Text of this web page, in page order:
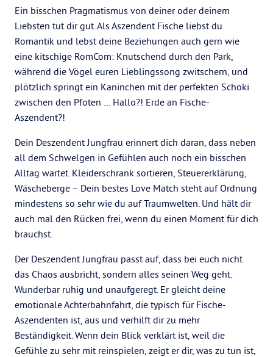
Ein bisschen Pragmatismus von deiner oder deinem
Liebsten tut dir gut. Als Aszendent Fische liebst du
Romantik und lebst deine Beziehungen auch gern wie
eine kitschige RomCom: Knutschend durch den Park,
während die Vögel euren Lieblingssong zwitschern, und
plötzlich springt ein Kaninchen mit der perfekten Schoki
zwischen den Pfoten … Hallo?! Erde an Fische-
Aszendent?!
Dein Deszendent Jungfrau erinnert dich daran, dass neben
all dem Schwelgen in Gefühlen auch noch ein bisschen
Alltag wartet. Kleiderschrank sortieren, Steuererklärung,
Wäscheberge – Dein bestes Love Match steht auf Ordnung
mindestens so sehr wie du auf Traumwelten. Und hält dir
auch mal den Rücken frei, wenn du einen Moment für dich
brauchst.
Der Deszendent Jungfrau passt auf, dass bei euch nicht
das Chaos ausbricht, sondern alles seinen Weg geht.
Wunderbar ruhig und unaufgeregt. Er gleicht deine
emotionale Achterbahnfahrt, die typisch für Fische-
Aszendenten ist, aus und verhilft dir zu mehr
Beständigkeit. Wenn dein Blick verklärt ist, weil die
Gefühle zu sehr mit reinspielen, zeigt er dir, was zu tun ist,